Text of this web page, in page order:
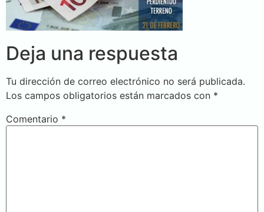
Deja una respuesta
Tu dirección de correo electrónico no será publicada.
Los campos obligatorios están marcados con *
Comentario *